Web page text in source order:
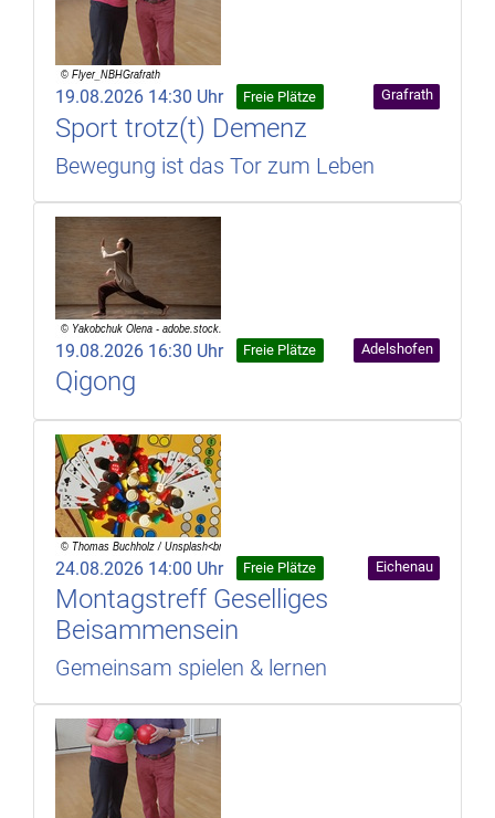
19.08.2026 14:30 Uhr Freie Plätze Grafrath
Sport trotz(t) Demenz
Bewegung ist das Tor zum Leben
19.08.2026 16:30 Uhr Freie Plätze Adelshofen
Qigong
24.08.2026 14:00 Uhr Freie Plätze Eichenau
Montagstreff Geselliges
Beisammensein
Gemeinsam spielen & lernen